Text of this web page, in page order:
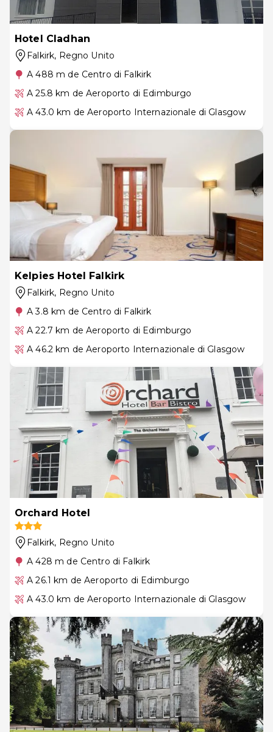
Hotel Cladhan
Falkirk, Regno Unito
A 488 m de Centro di Falkirk
A 25.8 km de Aeroporto di Edimburgo
A 43.0 km de Aeroporto Internazionale di Glasgow
Kelpies Hotel Falkirk
Falkirk, Regno Unito
A 3.8 km de Centro di Falkirk
A 22.7 km de Aeroporto di Edimburgo
A 46.2 km de Aeroporto Internazionale di Glasgow
Orchard Hotel
Falkirk, Regno Unito
A 428 m de Centro di Falkirk
A 26.1 km de Aeroporto di Edimburgo
A 43.0 km de Aeroporto Internazionale di Glasgow